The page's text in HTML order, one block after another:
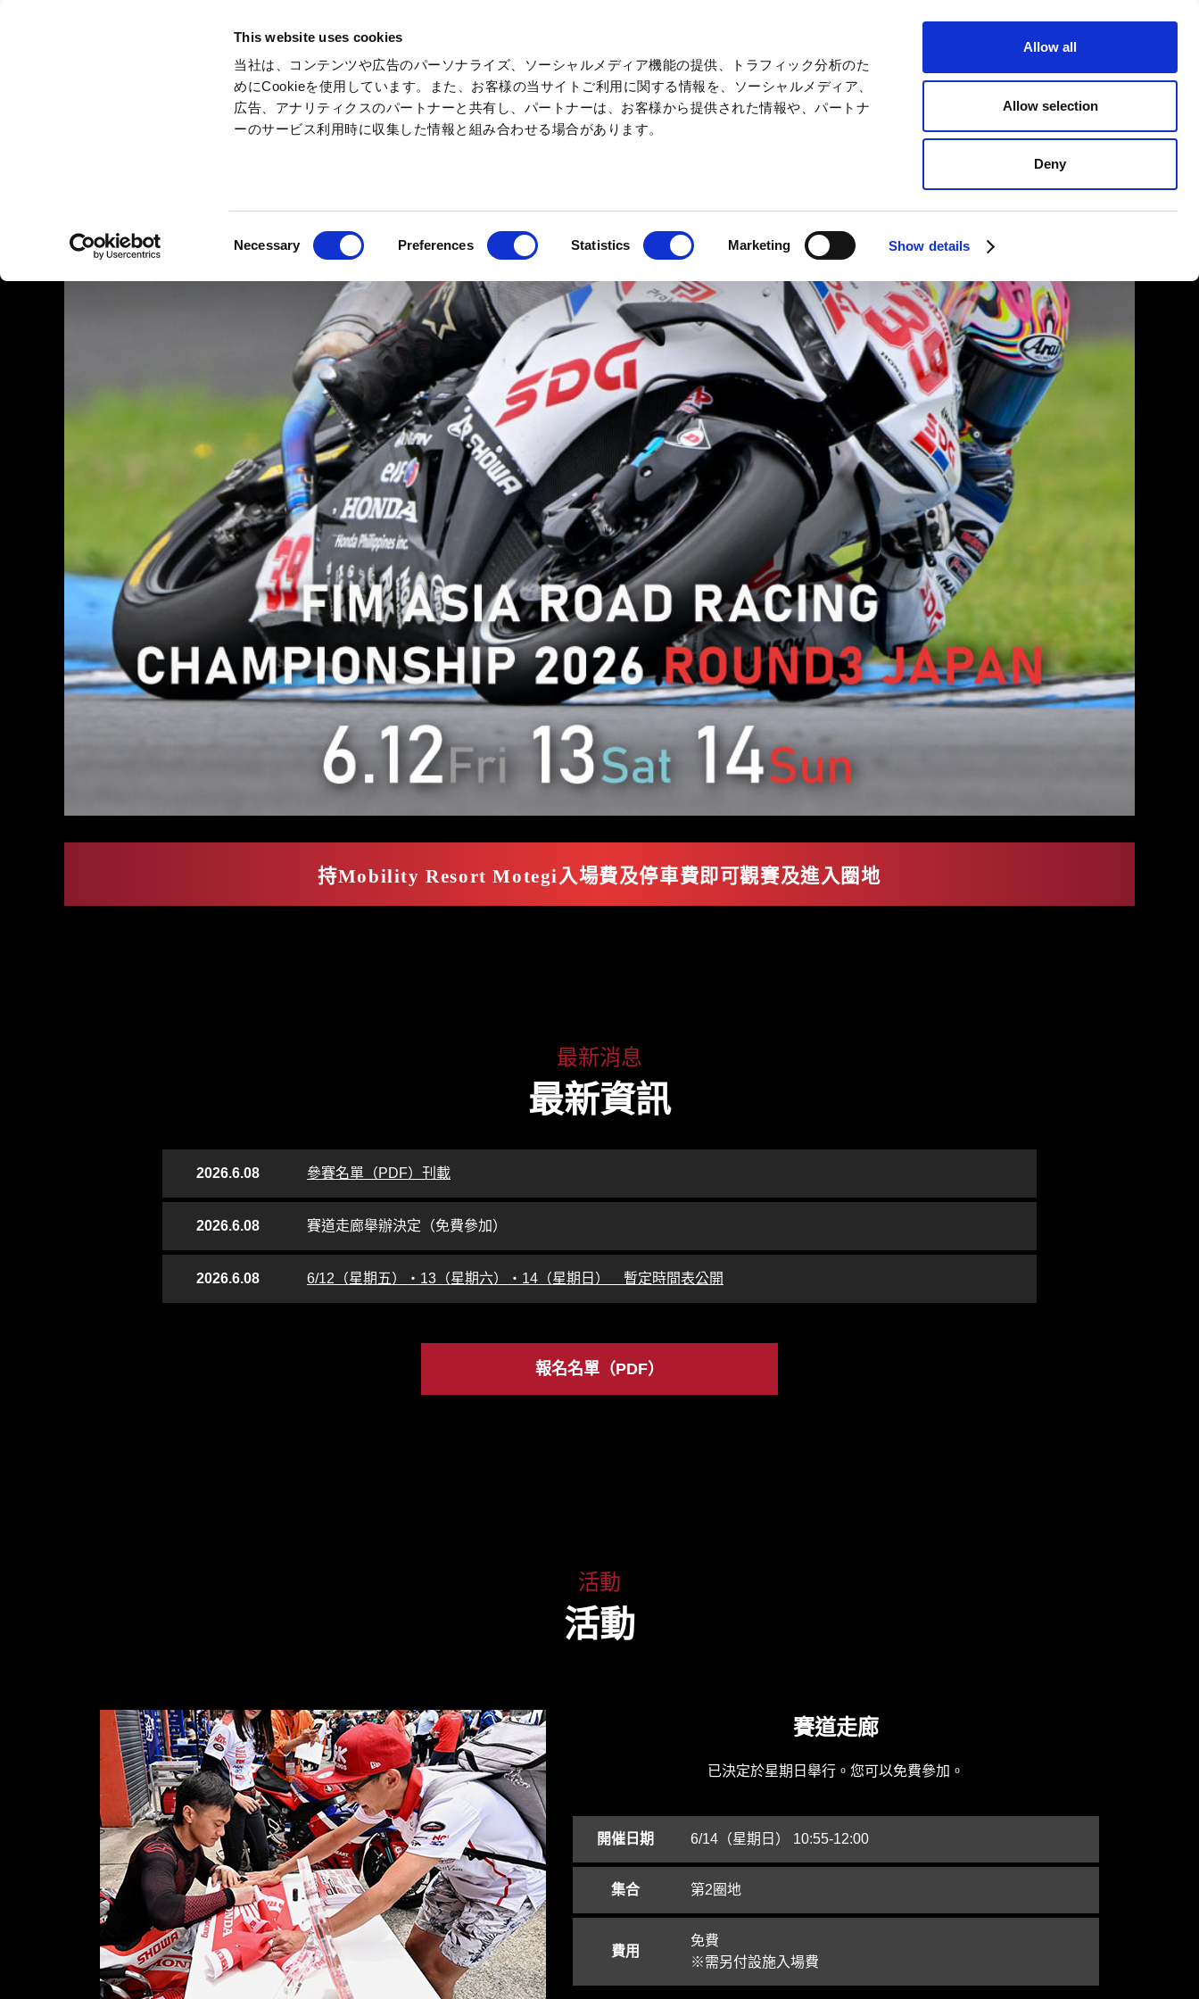
This website uses cookies
当社は、コンテンツや広告のパーソナライズ、ソーシャルメディア機能の提供、トラフィック分析のた
めにCookieを使用しています。また、お客様の当サイトご利用に関する情報を、ソーシャルメディア、
広告、アナリティクスのパートナーと共有し、パートナーは、お客様から提供された情報や、パートナ
ーのサービス利用時に収集した情報と組み合わせる場合があります。
Necessary Preferences Statistics Marketing Show details
Allow all
Allow selection
Deny
語言
遊樂設施等待時間指南 活動 營業時間 費用・票券
景點
活動
摩托車
運動
露營
商店
區域與設施首頁
Hello Woods 森林與星空的露營村 飯店
摩托運動 本田收藏館 交通教育中心茂木
遊樂設施・活動TOP
迷宮森殿 ITADAKI 巨大網林 SUMIKA
天空的運動場 KONOMI 活動（自然體驗・露營）
汽車＆
摩托車的遊樂設施
森林空中漫步（滑索） 如何樂享茂木
試驗世界錦標賽 超級GT
茂木2&4賽事 全日本公路賽 超級耐久
亞洲公路賽選手権 全日本試驗 全日本卡丁車 體驗賽道（體驗賽車、參加賽事、學校）
K-TAI
茂木短程賽道 茂木卡丁車賽
Superior Family
標準客房 Nozomi Bath
森林與星空的露營村TOP
豪華露營 小木屋・森林營地
燒烤 限時特別方案
Hello Woods網站首頁
你好大自然露營區 活動（自然體驗・露營）
餐廳首頁
森林中的義大利冰淇淋店 ROCCO 橡實森林廚房
Gran Turismo Café
商品與商店首頁
線上商店
持Mobility Resort Motegi入場費及停車費即可觀賽及進入圈地
最新消息
最新資訊
2026.6.08 參賽名單（PDF）刊載
2026.6.08 賽道走廊舉辦決定（免費參加）
2026.6.08 6/12（星期五）・13（星期六）・14（星期日） 暫定時間表公開
報名名單（PDF）
活動
活動
賽道走廊
已決定於星期日舉行。您可以免費參加。
開催日期 6/14（星期日） 10:55-12:00
集合 第2圈地
費用
免費
※需另付設施入場費